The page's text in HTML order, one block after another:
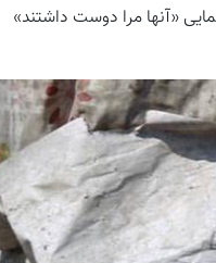
«آنها مرا دوست داشتند»